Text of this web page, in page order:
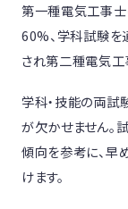
第一種電気工事
60%、学科試験
され第二種電気工
学科・技能の両試
が欠かせません。
傾向を参考に、早
けます。